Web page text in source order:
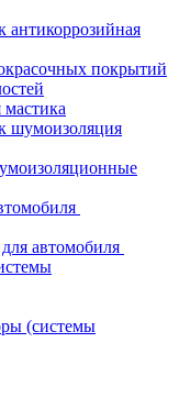
антикоррозийная
покрытий
мастика
шумоизоляция
автомобиля
(системы